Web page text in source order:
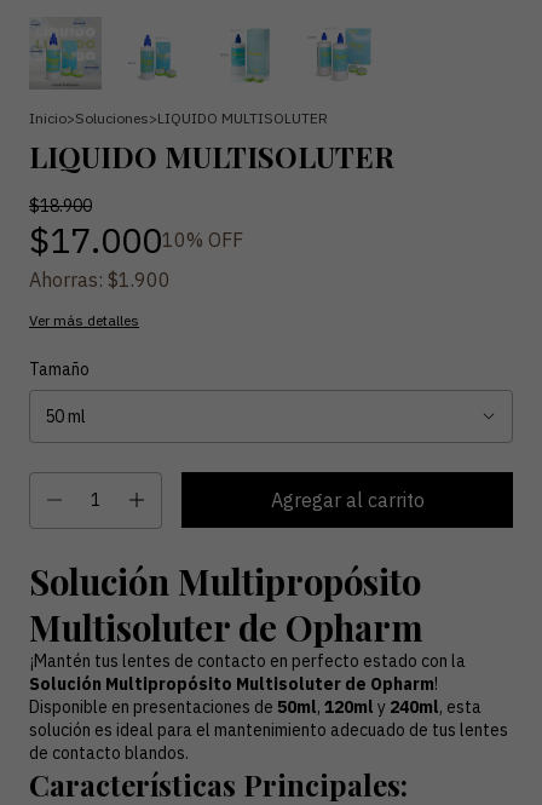
Inicio>Soluciones>LIQUIDO MULTISOLUTER
LIQUIDO MULTISOLUTER
$18.900
$17.00010% OFF
Ahorras: $1.900
Ver más detalles
Tamaño
Solución Multipropósito
Multisoluter de Opharm
¡Mantén tus lentes de contacto en perfecto estado con la
Solución Multipropósito Multisoluter de Opharm!
Disponible en presentaciones de 50ml, 120ml y 240ml, esta
solución es ideal para el mantenimiento adecuado de tus lentes
de contacto blandos.
Características Principales: